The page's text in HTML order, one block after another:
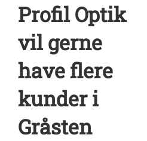
Profil Optik
vil gerne
have flere
kunder i
Gråsten